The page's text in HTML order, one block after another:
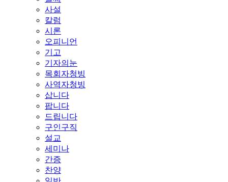
사설
칼럼
시론
오피니언
기고
기자의눈
목회자청빙
사역자청빙
삽니다
팝니다
드립니다
구인구직
설교
세미나
간증
찬양